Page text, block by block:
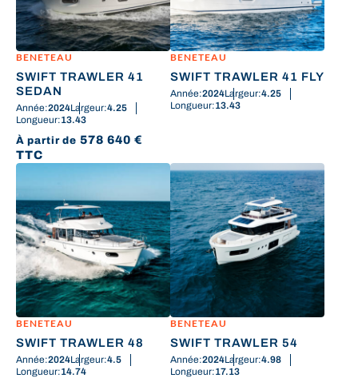
BENETEAU
SWIFT TRAWLER 41
SEDAN
Année:2024Largeur:4.25
Longueur:13.43
À partir de 578 640 €
TTC
BENETEAU
SWIFT TRAWLER 41 FLY
Année:2024Largeur:4.25
Longueur:13.43
BENETEAU
SWIFT TRAWLER 48
Année:2024Largeur:4.5
Longueur:14.74
BENETEAU
SWIFT TRAWLER 54
Année:2024Largeur:4.98
Longueur:17.13